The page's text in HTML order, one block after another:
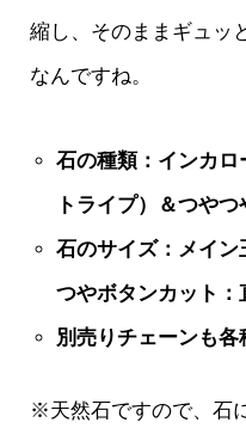
縮し、そのままギュッ
なんですね。
石の種類：インカ
トライプ）＆つや
石のサイズ：メイ
つやボタンカット：
別売りチェーンも各
※天然石ですので、石